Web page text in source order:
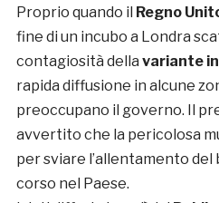
Proprio quando il Regno
fine di un incubo a Londra
contagiosità della variante
rapida diffusione in alcune
preoccupano il governo. Il
avvertito che la pericolosa
per sviare l’allentamento
corso nel Paese.